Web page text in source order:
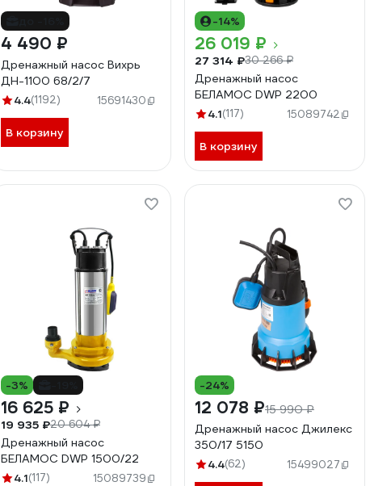
4 490 ₽
Дренажный насос Вихрь
ДН-1100 68/2/7
4.4(1192) 15691430
В корзину
-14%
26 019 ₽
27 314 ₽30 266 ₽
Дренажный насос
БЕЛАМОС DWP 2200
4.1(117) 15089742
В корзину
-3%
16 625 ₽
19 935 ₽20 604 ₽
Дренажный насос
БЕЛАМОС DWP 1500/22
4.1(117) 15089739
-24%
12 078 ₽15 990 ₽
Дренажный насос Джилекс
350/17 5150
4.4(62) 15499027